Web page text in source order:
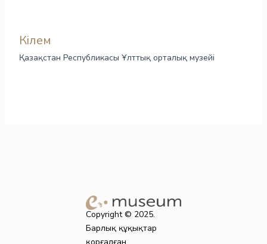
Кілем
Қазақстан Республикасы Ұлттық орталық музейі
Copyright © 2025.
Барлық құқықтар